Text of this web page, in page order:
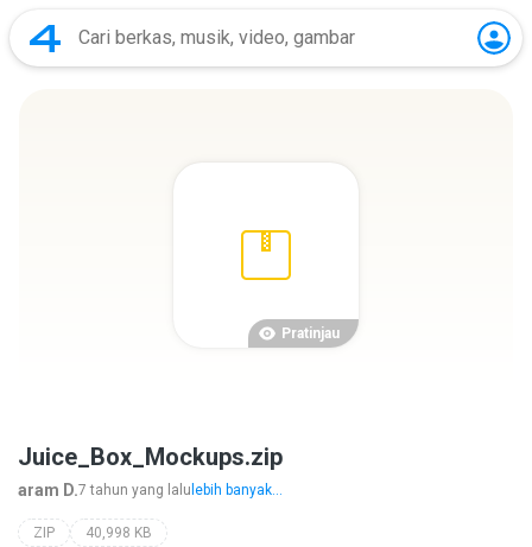
Pratinjau
Juice_Box_Mockups.zip
aram D.7 tahun yang lalu lebih banyak...
ZIP 40,998 KB